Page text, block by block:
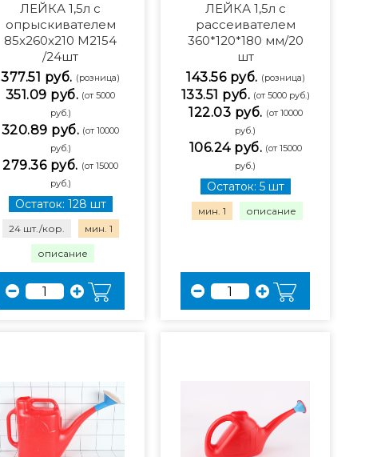
ЛЕЙКА 1,5л с
опрыскивателем
85x260x210 М2154
/24шт
377.51 руб. (розница)
351.09 руб. (от 5000
руб.)
320.89 руб. (от 10000
руб.)
279.36 руб. (от 15000
руб.)
Остаток: 128 шт
24 шт./кор. мин. 1
описание
ЛЕЙКА 1,5л с
рассеивателем
360*120*180 мм/20
шт
143.56 руб. (розница)
133.51 руб. (от 5000 руб.)
122.03 руб. (от 10000
руб.)
106.24 руб. (от 15000
руб.)
Остаток: 5 шт
мин. 1 описание